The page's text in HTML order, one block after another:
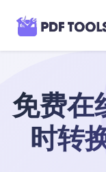
免费在
时转